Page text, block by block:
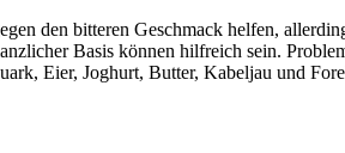
den bitteren Geschmack helfen,
Basis können hilfreich sein.
Eier, Joghurt, Butter, Kabeljau und